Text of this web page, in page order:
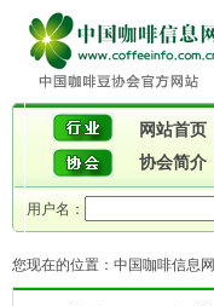
网站首页
协会简介
用户名：
您现在的位置： 中国咖啡信息网